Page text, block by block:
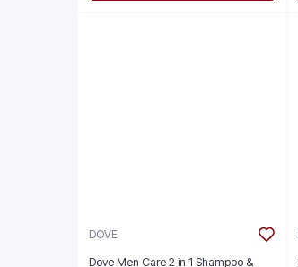
DOVE
Dove Men Care 2 in 1 Shampoo &